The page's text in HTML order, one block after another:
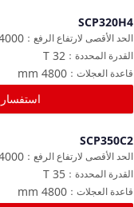
SCP320H4
الحد الأقصى لارتفاع الرفع ：
32
T القدرة المحددة ：
4800
mm قاعدة العجلات ：
استفسار
SCP350C2
الحد الأقصى لارتفاع الرفع ：
35
T القدرة المحددة ：
4800
mm قاعدة العجلات ：